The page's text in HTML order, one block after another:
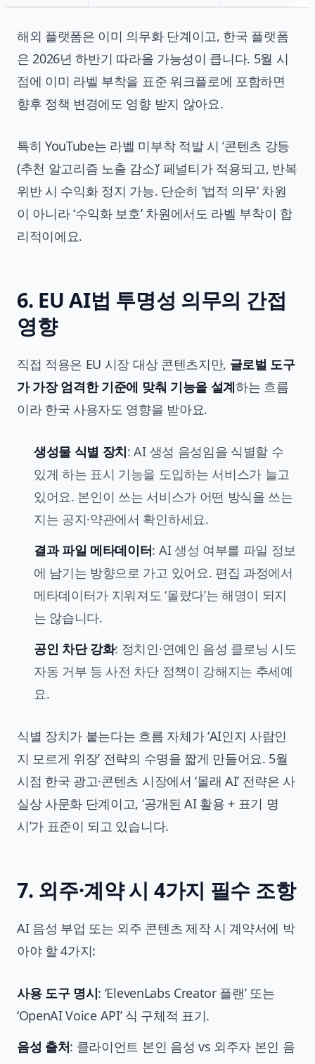
해외 플랫폼은 이미 의무화 단계이고, 한국 플랫폼
은 2026년 하반기 따라올 가능성이 큽니다. 5월 시
점에 이미 라벨 부착을 표준 워크플로에 포함하면
향후 정책 변경에도 영향 받지 않아요.
특히 YouTube는 라벨 미부착 적발 시 ‘콘텐츠 강등
(추천 알고리즘 노출 감소)’ 페널티가 적용되고, 반복
위반 시 수익화 정지 가능. 단순히 ‘법적 의무’ 차원
이 아니라 ‘수익화 보호’ 차원에서도 라벨 부착이 합
리적이에요.
6. EU AI법 투명성 의무의 간접
영향
직접 적용은 EU 시장 대상 콘텐츠지만, 글로벌 도구
가 가장 엄격한 기준에 맞춰 기능을 설계하는 흐름
이라 한국 사용자도 영향을 받아요.
생성물 식별 장치: AI 생성 음성임을 식별할 수
있게 하는 표시 기능을 도입하는 서비스가 늘고
있어요. 본인이 쓰는 서비스가 어떤 방식을 쓰는
지는 공지·약관에서 확인하세요.
결과 파일 메타데이터: AI 생성 여부를 파일 정보
에 남기는 방향으로 가고 있어요. 편집 과정에서
메타데이터가 지워져도 ‘몰랐다’는 해명이 되지
는 않습니다.
공인 차단 강화: 정치인·연예인 음성 클로닝 시도
자동 거부 등 사전 차단 정책이 강해지는 추세예
요.
식별 장치가 붙는다는 흐름 자체가 ‘AI인지 사람인
지 모르게 위장’ 전략의 수명을 짧게 만들어요. 5월
시점 한국 광고·콘텐츠 시장에서 ‘몰래 AI’ 전략은 사
실상 사문화 단계이고, ‘공개된 AI 활용 + 표기 명
시’가 표준이 되고 있습니다.
7. 외주·계약 시 4가지 필수 조항
AI 음성 부업 또는 외주 콘텐츠 제작 시 계약서에 박
아야 할 4가지:
사용 도구 명시: ‘ElevenLabs Creator 플랜’ 또는
‘OpenAI Voice API’ 식 구체적 표기.
음성 출처: 클라이언트 본인 음성 vs 외주자 본인 음